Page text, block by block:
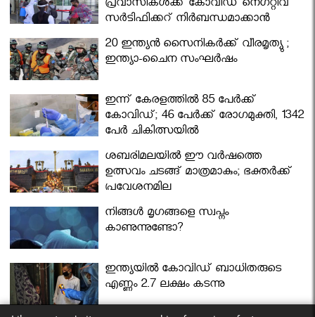
പ്രവാസികള്‍ക്ക് കോവിഡ് നെഗറ്റീവ്
സര്‍ട്ടിഫിക്കറ്റ് നിർബന്ധമാക്കാൻ
മന്ത്രിസഭ
20 ഇന്ത്യൻ സൈനികർക്ക് വീരമൃത്യു ;
ഇന്ത്യാ-ചൈന സംഘർഷം
ഇന്ന് കേരളത്തിൽ 85 പേർക്ക്
കോവിഡ്; 46 പേർക്ക് രോഗമുക്തി, 1342
പേർ ചികിത്സയിൽ
ശബരിമലയില്‍ ഈ വർഷത്തെ
ഉത്സവം ചടങ്ങ് മാത്രമാകും; ഭക്തർക്ക്
പ്രവേശനമില്ല
നിങ്ങള്‍ മൃഗങ്ങളെ സ്വപ്നം
കാണുന്നുണ്ടോ?
ഇന്ത്യയിൽ കോവിഡ് ബാധിതരുടെ
എണ്ണം 2.7 ലക്ഷം കടന്നു